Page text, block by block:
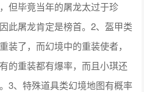
但毕竟当年的屠龙太过于珍
此屠龙肯定是榜首。2、盔甲类
装了，而幻境中的重装使者，
的重装都有爆率，而且小琪还
3、特殊道具类幻境地图有概率